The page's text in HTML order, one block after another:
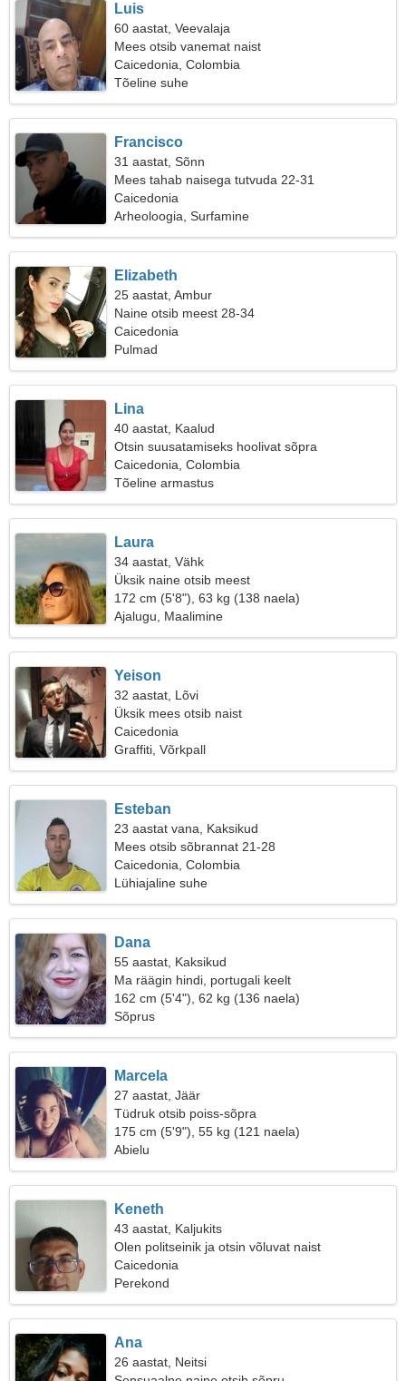
Luis
60 aastat, Veevalaja
Mees otsib vanemat naist
Caicedonia, Colombia
Tõeline suhe
Francisco
31 aastat, Sõnn
Mees tahab naisega tutvuda 22-31
Caicedonia
Arheoloogia, Surfamine
Elizabeth
25 aastat, Ambur
Naine otsib meest 28-34
Caicedonia
Pulmad
Lina
40 aastat, Kaalud
Otsin suusatamiseks hoolivat sõpra
Caicedonia, Colombia
Tõeline armastus
Laura
34 aastat, Vähk
Üksik naine otsib meest
172 cm (5'8"), 63 kg (138 naela)
Ajalugu, Maalimine
Yeison
32 aastat, Lõvi
Üksik mees otsib naist
Caicedonia
Graffiti, Võrkpall
Esteban
23 aastat vana, Kaksikud
Mees otsib sõbrannat 21-28
Caicedonia, Colombia
Lühiajaline suhe
Dana
55 aastat, Kaksikud
Ma räägin hindi, portugali keelt
162 cm (5'4"), 62 kg (136 naela)
Sõprus
Marcela
27 aastat, Jäär
Tüdruk otsib poiss-sõpra
175 cm (5'9"), 55 kg (121 naela)
Abielu
Keneth
43 aastat, Kaljukits
Olen politseinik ja otsin võluvat naist
Caicedonia
Perekond
Ana
26 aastat, Neitsi